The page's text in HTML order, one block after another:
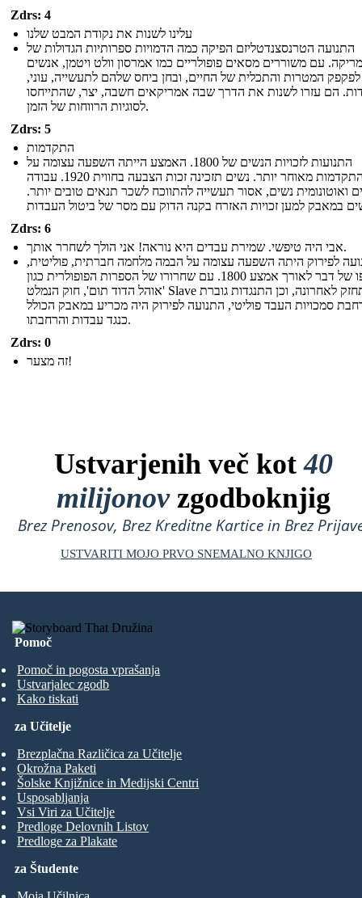
Zdrs: 4
עלינו לשנות את נקודת המבט שלנו
התנועה הטרנסצנדטליזם הפיקה כמה הדמויות ספרותיות הגדולות של
עם משוררים מסאים פופולריים כמו אמרסון וולט ויטמן, אנשים
המטרות והתכלית של החיים, ובחן ביחס שלהם לתעשייה, עוני,
הם עזרו לשנות את הדרך שבה אמריקאים חשבה, יצר, שהתייחסו
לסוגיות הרווחות של הזמן.
Zdrs: 5
התקדמות
התנועות לזכויות הנשים של 1800. האמצע הייתה השפעה עצומה על
התקדמות מאוחר יותר. נשים תזכינה זכות הצבעה בחווית 1920. עבודה
ואוטונומית נשים, אסור תעשייה להתווכח לשכר תנאים טובים יותר.
Zdrs: 6
אבי היה טיפשי. שמירת עבדים היא נוראה! אני הולך לשחרר אותך.
לפירוק היתה השפעה עצומה על הבמה מלחמה חברתית, פוליטית,
בסופו של דבר לאורך אמצע 1800. עם שחרורו של הספרות הפופולרית כגון
'אוהל הדוד תום', חוק הנמלט Slave התחזק לאחרונה, וכן התנגדות גוברת
סמכויות העבד פוליטי, התנועה לפירוק היה מכריע במאבק הכולל
כנגד עבדות והרחבתו.
Zdrs: 0
זה מצער!
Ustvarjenih več kot40
milijonovzgodboknjig
Brez Prenosov, Brez Kreditne Kartice in Brez
USTVARITI MOJO PRVO SNEMALNO KNJIGO
Pomoč
Pomoč in pogosta vprašanja
Ustvarjalec zgodb
Kako tiskati
za Študente
za Učitelje
Brezplačna Različica za Učitelje
Okrožna Paketi
Šolske Knjižnice in Medijski Centri
Usposabljanja
Vsi Viri za Učitelje
Predloge Delovnih Listov
Predloge za Plakate